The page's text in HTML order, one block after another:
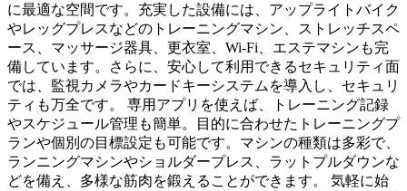
に最適な空間です。充実した設備には、アップライトバイク
やレッグプレスなどのトレーニングマシン、ストレッチスペ
ース、マッサージ器具、更衣室、Wi-Fi、エステマシンも完
備しています。さらに、安心して利用できるセキュリティ面
では、監視カメラやカードキーシステムを導入し、セキュリ
ティも万全です。 専用アプリを使えば、トレーニング記録
やスケジュール管理も簡単。目的に合わせたトレーニングプ
ランや個別の目標設定も可能です。マシンの種類は多彩で、
ランニングマシンやショルダープレス、ラットプルダウンな
どを備え、多様な筋肉を鍛えることができます。 気軽に始